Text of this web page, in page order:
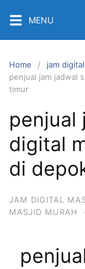
content
MENU
Home
jam
penjual jam jadwal
timur
penjual
digital
di
JAM DIGITAL
MASJID MURAH
·